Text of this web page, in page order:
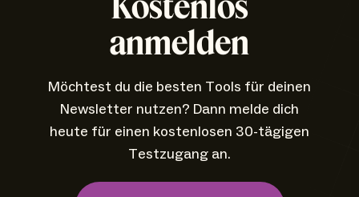
anmelden
Möchtest du die besten Tools für deinen
Newsletter nutzen? Dann melde dich
heute für einen kostenlosen 30-tägigen
Testzugang an.